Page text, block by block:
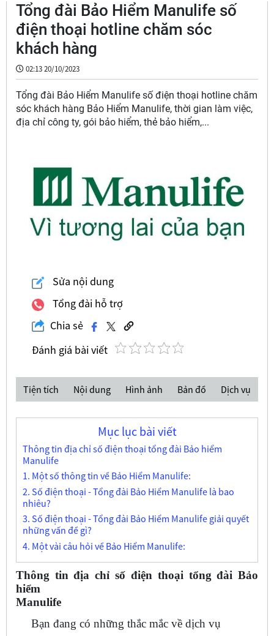
Tổng đài Bảo Hiểm Manulife số
điện thoại hotline chăm sóc
khách hàng
02:13 20/10/2023
Tổng đài Bảo Hiểm Manulife số điện thoại hotline chăm
sóc khách hàng Bảo Hiểm Manulife, thời gian làm việc,
địa chỉ công ty, gói bảo hiểm, thẻ bảo hiểm,...
Sửa nội dung
Tổng đài hỗ trợ
Chia sẻ
Đánh giá bài viết
Tiện tích Nội dung Hình ảnh Bản đồ Dịch vụ
Mục lục bài viết
Thông tin địa chỉ số điện thoại tổng đài Bảo hiểm
Manulife
1. Một số thông tin về Bảo Hiểm Manulife:
2. Số điện thoại - Tổng đài Bảo Hiểm Manulife là bao
nhiêu?
3. Số điện thoại - Tổng đài Bảo Hiểm Manulife giải quyết
những vấn đề gì?
4. Một vài câu hỏi về Bảo Hiểm Manulife:
Thông tin địa chỉ số điện thoại tổng đài Bảo
hiểm
Manulife
Bạn đang có những thắc mắc về dịch vụ